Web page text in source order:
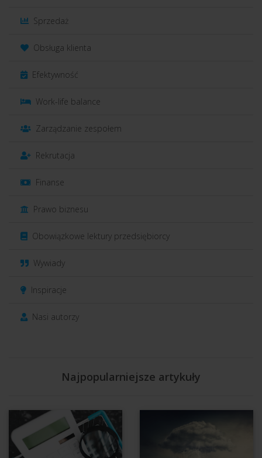
Sprzedaż
Obsługa klienta
Efektywność
Work-life balance
Zarządzanie zespołem
Rekrutacja
Finanse
Prawo biznesu
Obowiązkowe lektury przedsiębiorcy
Wywiady
Inspiracje
Nasi autorzy
Najpopularniejsze artykuły